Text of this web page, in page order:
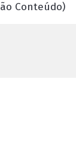
Conteúdo)